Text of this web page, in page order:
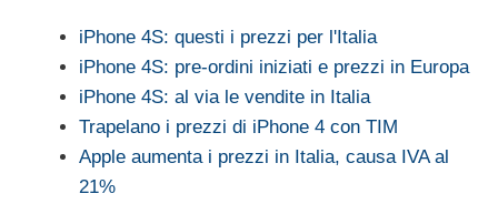
iPhone 4S: questi i prezzi per l'Italia
iPhone 4S: pre-ordini iniziati e prezzi in Europa
iPhone 4S: al via le vendite in Italia
Trapelano i prezzi di iPhone 4 con TIM
Apple aumenta i prezzi in Italia, causa IVA al
21%